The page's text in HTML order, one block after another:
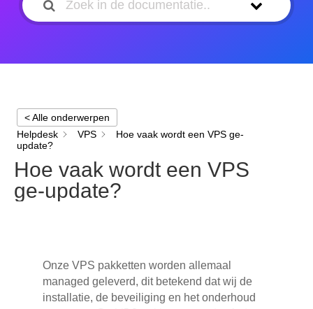
< Alle onderwerpen
Helpdesk
VPS
Hoe vaak wordt een VPS ge-
update?
Hoe vaak wordt een VPS
ge-update?
Onze VPS pakketten worden allemaal
managed geleverd, dit betekend dat wij de
installatie, de beveiliging en het onderhoud